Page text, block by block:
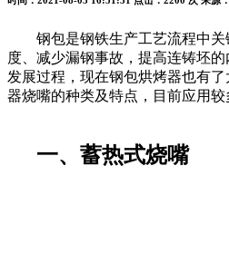
钢包是钢铁生产工艺流程中关
度、减少漏钢事故，提高连铸坯
发展过程，现在钢包烘烤器也有
器烧嘴的种类及特点，目前应用
一、蓄热式烧嘴